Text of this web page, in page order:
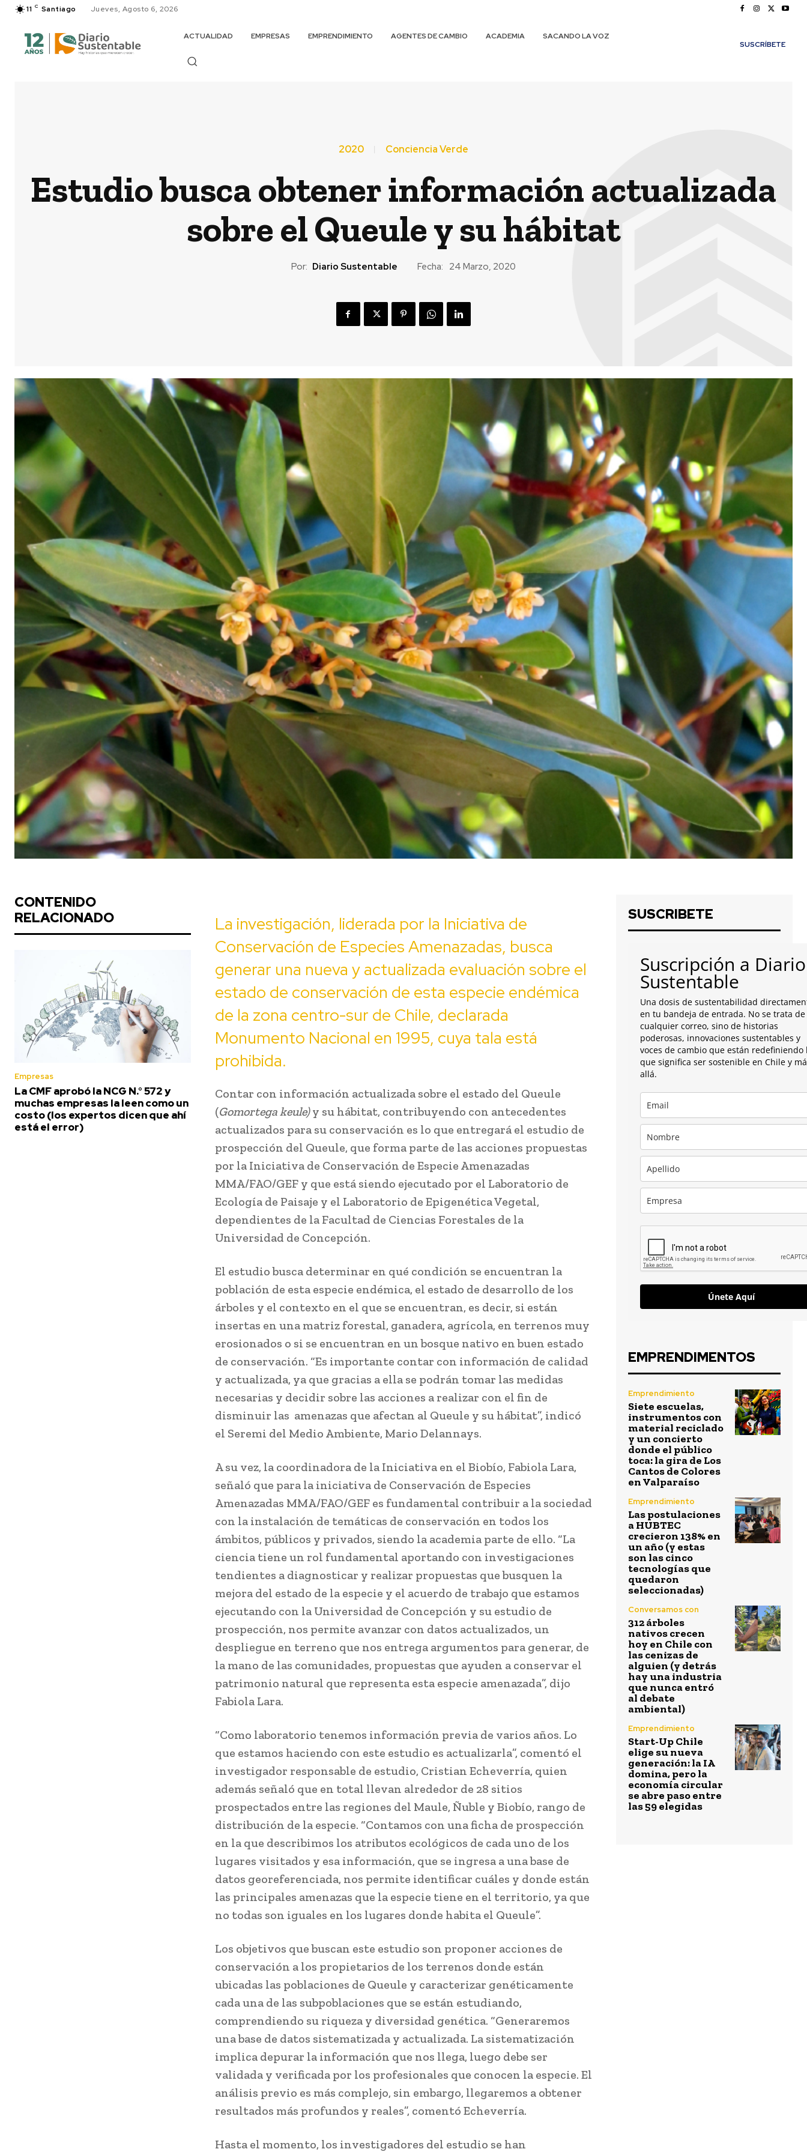
11 C Santiago Jueves, Agosto 6, 2026
ACTUALIDAD EMPRESAS EMPRENDIMIENTO AGENTES DE CAMBIO ACADEMIA
SACANDO LA VOZ
SUSCRÍBETE
2020 Conciencia Verde
Estudio busca obtener información actualizada
sobre el Queule y su hábitat
Por: Diario Sustentable Fecha: 24 Marzo, 2020
CONTENIDO
RELACIONADO
Empresas
La CMF aprobó la NCG N.° 572 y
muchas empresas la leen como un
costo (los expertos dicen que ahí
está el error)
La investigación, liderada por la Iniciativa de
Conservación de Especies Amenazadas, busca
generar una nueva y actualizada evaluación sobre el
estado de conservación de esta especie endémica
de la zona centro-sur de Chile, declarada
Monumento Nacional en 1995, cuya tala está
prohibida.
Contar con información actualizada sobre el estado del Queule
(Gomortega keule)y su hábitat, contribuyendo con antecedentes
actualizados para su conservación es lo que entregará el estudio de
prospección del Queule, que forma parte de las acciones propuestas
por la Iniciativa de Conservación de Especie Amenazadas
MMA/FAO/GEF y que está siendo ejecutado por el Laboratorio de
Ecología de Paisaje y el Laboratorio de Epigenética Vegetal,
dependientes de la Facultad de Ciencias Forestales de la
Universidad de Concepción.
El estudio busca determinar en qué condición se encuentran la
población de esta especie endémica, el estado de desarrollo de los
árboles y el contexto en el que se encuentran, es decir, si están
insertas en una matriz forestal, ganadera, agrícola, en terrenos muy
erosionados o si se encuentran en un bosque nativo en buen estado
de conservación. “Es importante contar con información de calidad
y actualizada, ya que gracias a ella se podrán tomar las medidas
necesarias y decidir sobre las acciones a realizar con el fin de
disminuir las amenazas que afectan al Queule y su hábitat”, indicó
el Seremi del Medio Ambiente, Mario Delannays.
A su vez, la coordinadora de la Iniciativa en el Biobío, Fabiola Lara,
señaló que para la iniciativa de Conservación de Especies
Amenazadas MMA/FAO/GEF es fundamental contribuir a la sociedad
con la instalación de temáticas de conservación en todos los
ámbitos, públicos y privados, siendo la academia parte de ello. “La
ciencia tiene un rol fundamental aportando con investigaciones
tendientes a diagnosticar y realizar propuestas que busquen la
mejora del estado de la especie y el acuerdo de trabajo que estamos
ejecutando con la Universidad de Concepción y su estudio de
prospección, nos permite avanzar con datos actualizados, un
despliegue en terreno que nos entrega argumentos para generar, de
la mano de las comunidades, propuestas que ayuden a conservar el
patrimonio natural que representa esta especie amenazada”, dijo
Fabiola Lara.
“Como laboratorio tenemos información previa de varios años. Lo
que estamos haciendo con este estudio es actualizarla”, comentó el
investigador responsable de estudio, Cristian Echeverría, quien
además señaló que en total llevan alrededor de 28 sitios
prospectados entre las regiones del Maule, Ñuble y Biobío, rango de
distribución de la especie. “Contamos con una ficha de prospección
en la que describimos los atributos ecológicos de cada uno de los
lugares visitados y esa información, que se ingresa a una base de
datos georeferenciada, nos permite identificar cuáles y donde están
las principales amenazas que la especie tiene en el territorio, ya que
no todas son iguales en los lugares donde habita el Queule”.
Los objetivos que buscan este estudio son proponer acciones de
conservación a los propietarios de los terrenos donde están
ubicadas las poblaciones de Queule y caracterizar genéticamente
cada una de las subpoblaciones que se están estudiando,
comprendiendo su riqueza y diversidad genética. “Generaremos
una base de datos sistematizada y actualizada. La sistematización
implica depurar la información que nos llega, luego debe ser
validada y verificada por los profesionales que conocen la especie. El
análisis previo es más complejo, sin embargo, llegaremos a obtener
resultados más profundos y reales”, comentó Echeverría.
Hasta el momento, los investigadores del estudio se han
SUSCRIBETE
Suscripción a Diario
Sustentable
Una dosis de sustentabilidad
en tu bandeja de entrada. No se trata de
cualquier correo, sino de historias
poderosas, innovaciones sustentables y
voces de cambio que están redefiniendo
que significa ser sostenible en Chile y
allá.
Únete Aquí
EMPRENDIMENTOS
Emprendimiento
Siete escuelas,
instrumentos con
material reciclado
y un concierto
donde el público
toca: la gira de Los
Cantos de Colores
en Valparaíso
Emprendimiento
Las postulaciones
a HUBTEC
crecieron 138% en
un año (y estas
son las cinco
tecnologías que
quedaron
seleccionadas)
Conversamos con
312 árboles
nativos crecen
hoy en Chile con
las cenizas de
alguien (y detrás
hay una industria
que nunca entró
al debate
ambiental)
Emprendimiento
Start-Up Chile
elige su nueva
generación: la IA
domina, pero la
economía circular
se abre paso entre
las 59 elegidas